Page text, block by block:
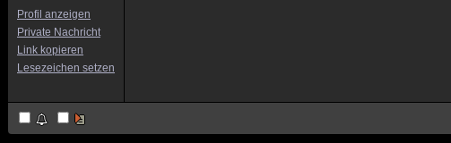
Profil anzeigen
Private Nachricht
Link kopieren
Lesezeichen setzen